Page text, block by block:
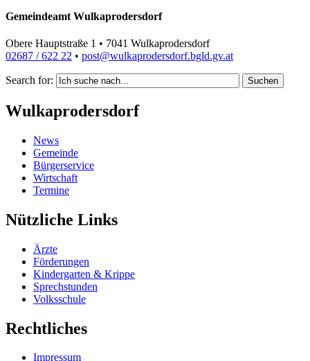
Gemeindeamt Wulkaprodersdorf
Obere Hauptstraße 1 • 7041 Wulkaprodersdorf
02687 / 622 22 • post@wulkaprodersdorf.bgld.gv.at
Search for: Suchen
Wulkaprodersdorf
News
Gemeinde
Bürgerservice
Wirtschaft
Termine
Nützliche Links
Ärzte
Förderungen
Kindergarten & Krippe
Sprechstunden
Volksschule
Rechtliches
Impressum